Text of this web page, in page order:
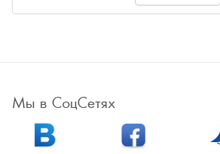
Мы в СоцСетях